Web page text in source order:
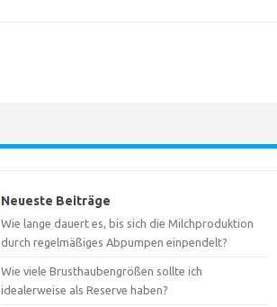
Neueste Beiträge
Wie lange dauert es, bis sich die Milchproduktion
durch regelmäßiges Abpumpen einpendelt?
Wie viele Brusthaubengrößen sollte ich
idealerweise als Reserve haben?